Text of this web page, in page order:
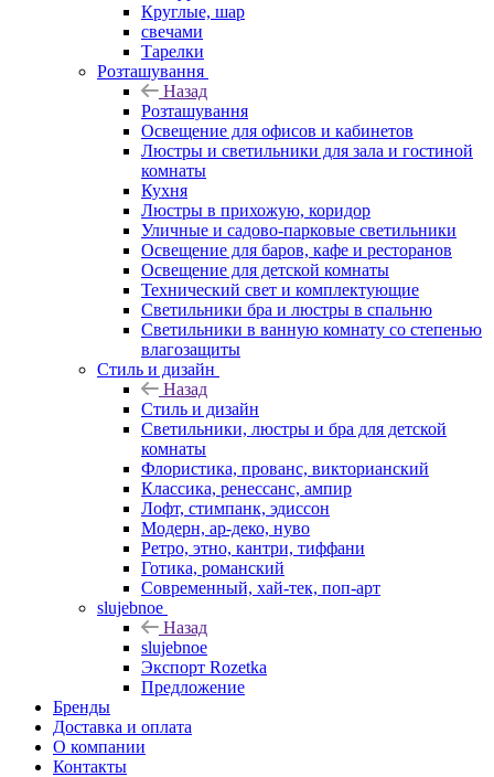
Круглые, шар
свечами
Тарелки
Розташування
Назад
Розташування
Освещение для офисов и кабинетов
Люстры и светильники для зала и гостиной
комнаты
Кухня
Люстры в прихожую, коридор
Уличные и садово-парковые светильники
Освещение для баров, кафе и ресторанов
Освещение для детской комнаты
Технический свет и комплектующие
Светильники бра и люстры в спальню
Светильники в ванную комнату со степенью
влагозащиты
Стиль и дизайн
Назад
Стиль и дизайн
Светильники, люстры и бра для детской
комнаты
Флористика, прованс, викторианский
Классика, ренессанс, ампир
Лофт, стимпанк, эдиссон
Модерн, ар-деко, нуво
Ретро, этно, кантри, тиффани
Готика, романский
Современный, хай-тек, поп-арт
slujebnoe
Назад
slujebnoe
Экспорт Rozetka
Предложение
Бренды
Доставка и оплата
О компании
Контакты